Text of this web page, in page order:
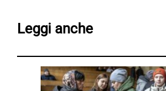
Leggi anche